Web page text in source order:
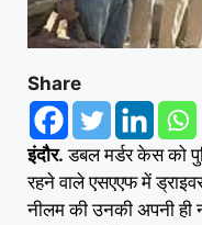
Share
इंदौर. डबल मर्डर केस को
रहने वाले एसएएफ में
नीलम की उनकी अपनी ही